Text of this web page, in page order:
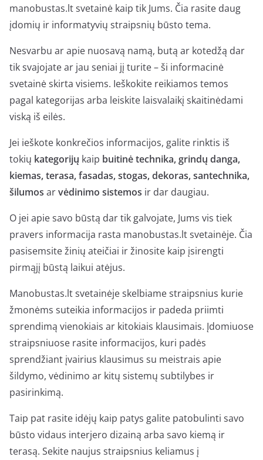
manobustas.lt svetainė kaip tik Jums. Čia rasite daug
įdomių ir informatyvių straipsnių būsto tema.
Nesvarbu ar apie nuosavą namą, butą ar kotedžą dar
tik svajojate ar jau seniai jį turite – ši informacinė
svetainė skirta visiems. Ieškokite reikiamos temos
pagal kategorijas arba leiskite laisvalaikį skaitinėdami
viską iš eilės.
Jei ieškote konkrečios informacijos, galite rinktis iš
tokių kategorijų kaip buitinė technika, grindų danga,
kiemas, terasa, fasadas, stogas, dekoras, santechnika,
šilumos arvėdinimo sistemos ir dar daugiau.
O jei apie savo būstą dar tik galvojate, Jums vis tiek
pravers informacija rasta manobustas.lt svetainėje. Čia
pasisemsite žinių ateičiai ir žinosite kaip įsirengti
pirmąjį būstą laikui atėjus.
Manobustas.lt svetainėje skelbiame straipsnius kurie
žmonėms suteikia informacijos ir padeda priimti
sprendimą vienokiais ar kitokiais klausimais. Įdomiuose
straipsniuose rasite informacijos, kuri padės
sprendžiant įvairius klausimus su meistrais apie
šildymo, vėdinimo ar kitų sistemų subtilybes ir
pasirinkimą.
Taip pat rasite idėjų kaip patys galite patobulinti savo
būsto vidaus interjero dizainą arba savo kiemą ir
terasą. Sekite naujus straipsnius keliamus į